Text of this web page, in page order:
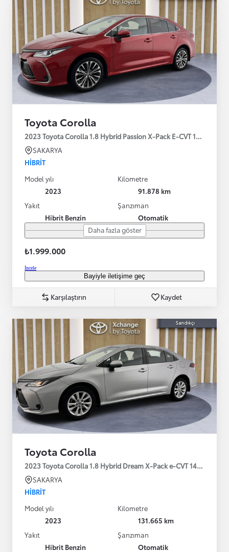
Toyota Corolla
2023 Toyota Corolla 1.8 Hybrid Passion X-Pack E-CVT 140HP
SAKARYA
HIBRIT
Model yılı
2023
Kilometre
91.878 km
Yakıt
Hibrit Benzin
Şanzıman
Otomatik
Daha fazla göster
₺1.999.000
İncele
Bayiyle iletişime geç
Karşılaştırın Kaydet
Toyota Corolla
2023 Toyota Corolla 1.8 Hybrid Dream X-Pack e-CVT 140HP
SAKARYA
HIBRIT
Model yılı
2023
Kilometre
131.665 km
Yakıt
Hibrit Benzin
Şanzıman
Otomatik